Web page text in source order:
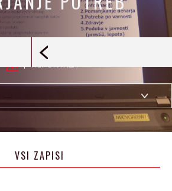
REPORTAŽA
VSI ZAPISI